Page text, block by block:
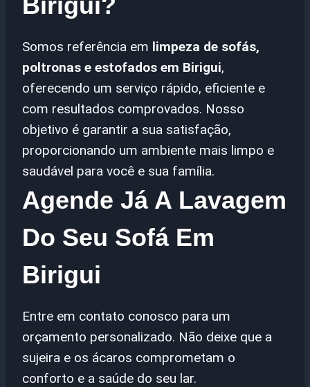
Somos referência em limpeza de sofás,
poltronas e estofados em Birigui,
oferecendo um serviço rápido, eficiente e
com resultados comprovados. Nosso
objetivo é garantir a sua satisfação,
proporcionando um ambiente mais limpo e
saudável para você e sua família.
Agende Já A Lavagem
Do Seu Sofá Em
Birigui
Entre em contato conosco para um
orçamento personalizado. Não deixe que a
sujeira e os ácaros comprometam o
conforto e a saúde do seu lar.